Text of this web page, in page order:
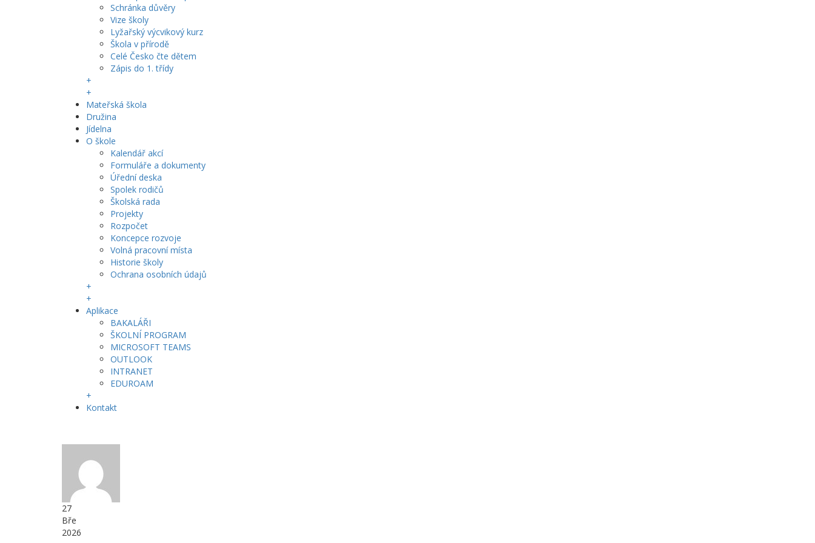
Schránka důvěry
Vize školy
Lyžařský výcvikový kurz
Škola v přírodě
Celé Česko čte dětem
Zápis do 1. třídy
+
+
Mateřská škola
Družina
Jídelna
O škole
Kalendář akcí
Formuláře a dokumenty
Úřední deska
Spolek rodičů
Školská rada
Projekty
Rozpočet
Koncepce rozvoje
Volná pracovní místa
Historie školy
Ochrana osobních údajů
+
+
Aplikace
BAKALÁŘI
ŠKOLNÍ PROGRAM
MICROSOFT TEAMS
OUTLOOK
INTRANET
EDUROAM
+
Kontakt
27
Bře
2026